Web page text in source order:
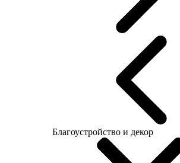
Благоустройство и декор